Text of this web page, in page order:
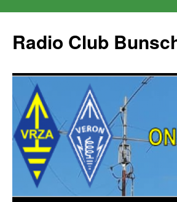
content
Radio Club